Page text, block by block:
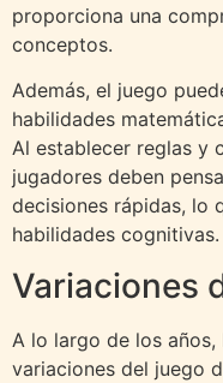
proporciona una
conceptos.
Además, el juego
habilidades
Al establecer reglas y
jugadores deben
decisiones rápidas, lo
habilidades cognitivas.
Variaciones
A lo largo de los
variaciones del juego